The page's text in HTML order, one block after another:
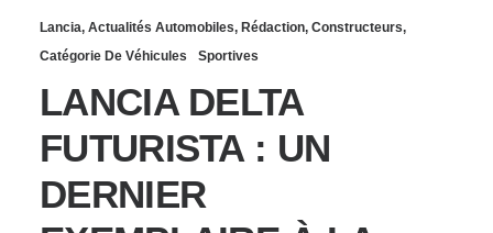
Lancia, Actualités Automobiles, Rédaction, Constructeurs,
Catégorie De Véhicules
Sportives
LANCIA DELTA
FUTURISTA : UN
DERNIER